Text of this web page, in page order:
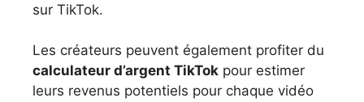
sur TikTok.
Les créateurs peuvent également profiter du
calculateur d’argent TikTok pour estimer
leurs revenus potentiels pour chaque vidéo